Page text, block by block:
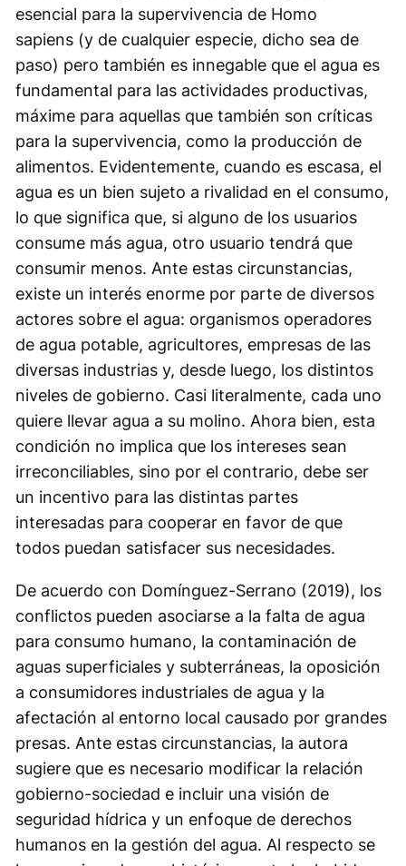
esencial para la supervivencia de Homo
sapiens (y de cualquier especie, dicho sea de
paso) pero también es innegable que el agua es
fundamental para las actividades productivas,
máxime para aquellas que también son críticas
para la supervivencia, como la producción de
alimentos. Evidentemente, cuando es escasa, el
agua es un bien sujeto a rivalidad en el consumo,
lo que significa que, si alguno de los usuarios
consume más agua, otro usuario tendrá que
consumir menos. Ante estas circunstancias,
existe un interés enorme por parte de diversos
actores sobre el agua: organismos operadores
de agua potable, agricultores, empresas de las
diversas industrias y, desde luego, los distintos
niveles de gobierno. Casi literalmente, cada uno
quiere llevar agua a su molino. Ahora bien, esta
condición no implica que los intereses sean
irreconciliables, sino por el contrario, debe ser
un incentivo para las distintas partes
interesadas para cooperar en favor de que
todos puedan satisfacer sus necesidades.
De acuerdo con Domínguez-Serrano (2019), los
conflictos pueden asociarse a la falta de agua
para consumo humano, la contaminación de
aguas superficiales y subterráneas, la oposición
a consumidores industriales de agua y la
afectación al entorno local causado por grandes
presas. Ante estas circunstancias, la autora
sugiere que es necesario modificar la relación
gobierno-sociedad e incluir una visión de
seguridad hídrica y un enfoque de derechos
humanos en la gestión del agua. Al respecto se